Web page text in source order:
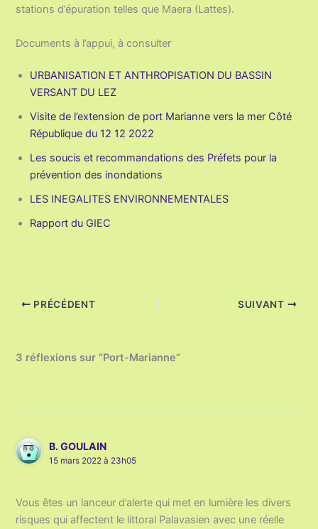
stations d’épuration telles que Maera (Lattes).
Documents à l’appui, à consulter
URBANISATION ET ANTHROPISATION DU BASSIN
VERSANT DU LEZ
Visite de l’extension de port Marianne vers la mer Côté
République du 12 12 2022
Les soucis et recommandations des Préfets pour la
prévention des inondations
LES INEGALITES ENVIRONNEMENTALES
Rapport du GIEC
PRÉCÉDENT SUIVANT
3 réflexions sur “Port-Marianne”
B. GOULAIN
15 mars 2022 à 23h05
Vous êtes un lanceur d’alerte qui met en lumière les divers
risques qui affectent le littoral Palavasien avec une réelle